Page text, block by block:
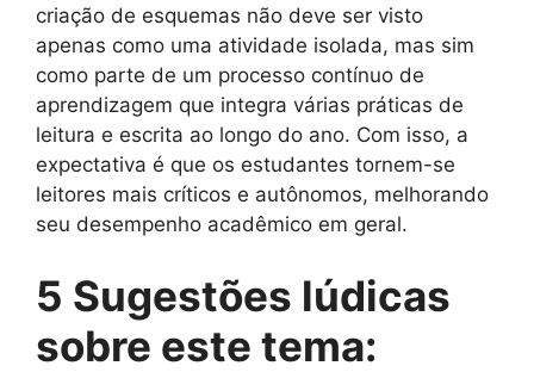
criação de esquemas não deve ser visto
apenas como uma atividade isolada, mas sim
como parte de um processo contínuo de
aprendizagem que integra várias práticas de
leitura e escrita ao longo do ano. Com isso, a
expectativa é que os estudantes tornem-se
leitores mais críticos e autônomos, melhorando
seu desempenho acadêmico em geral.
5 Sugestões lúdicas
sobre este tema: